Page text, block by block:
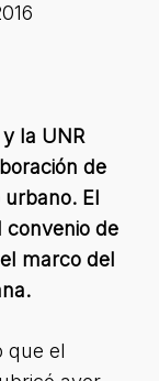
la UNR
de
El
convenio de
marco del
que el